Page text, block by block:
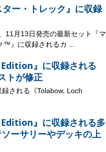
ー・トレック』に収録
11月13日発売の最新セット『マ
™』に収録されるカ ...
』に収録される
トが修正
される《Tolabow, Loch
』に収録される多
ーサリーやデッキの上